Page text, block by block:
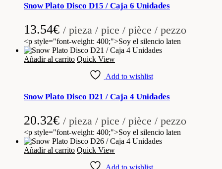
Snow Plato Disco D15 / Caja 6 Unidades
13.54€ / pieza / pice / pièce / pezzo
<p style="font-weight: 400;">Soy el silencio laten
Añadir al carrito Quick View
Add to wishlist
Snow Plato Disco D21 / Caja 4 Unidades
20.32€ / pieza / pice / pièce / pezzo
<p style="font-weight: 400;">Soy el silencio laten
Añadir al carrito Quick View
Add to wishlist